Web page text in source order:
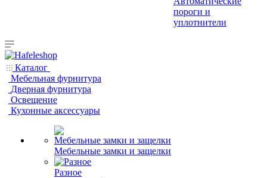
пороги и
уплотнители
Каталог
Мебельная фурнитура
Дверная фурнитура
Освещение
Кухонные аксессуары
Мебельные замки и защелки
Разное